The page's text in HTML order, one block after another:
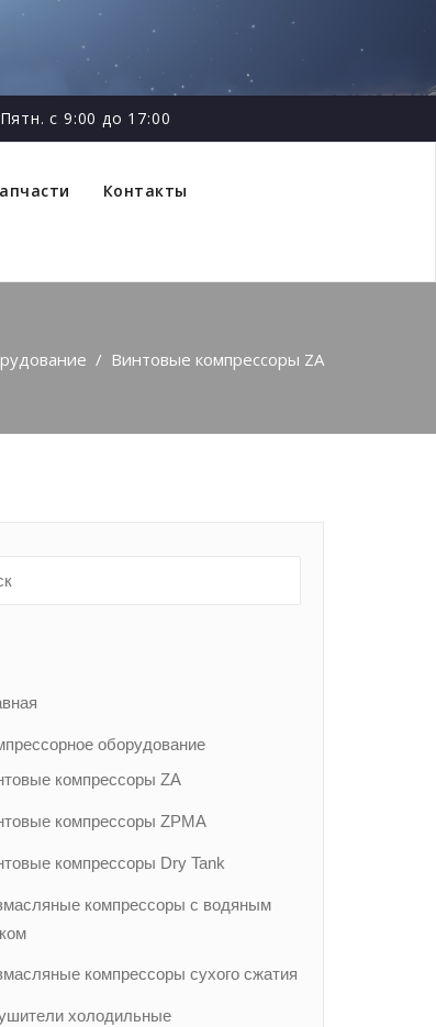
с 9:00 до 17:00
Контакты
/ Винтовые компрессоры ZA
оборудование
компрессоры ZA
компрессоры ZPMA
компрессоры Dry Tank
компрессоры с водяным
компрессоры сухого сжатия
холодильные